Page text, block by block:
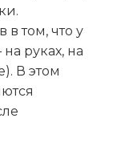
в том, что у
руках, на
В этом